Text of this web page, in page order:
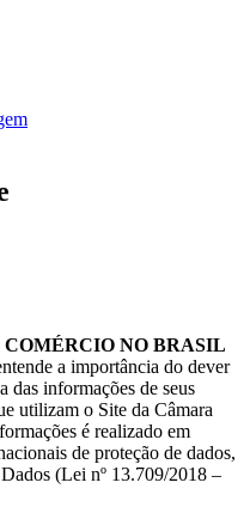
NO BRASIL
a importância do dever
das informações de seus
utilizam o Site da Câmara
é realizado em
de proteção de dados,
(Lei nº 13.709/2018 –